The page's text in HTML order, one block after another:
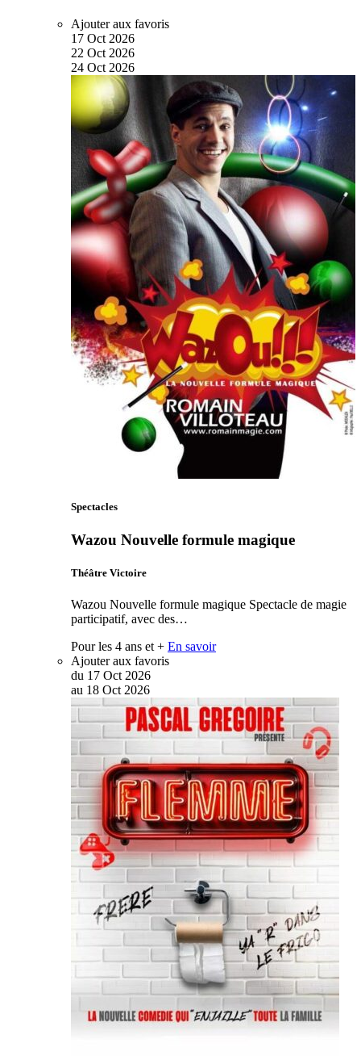
Ajouter aux favoris
17 Oct 2026
22 Oct 2026
24 Oct 2026
Spectacles
Wazou Nouvelle formule magique
Théâtre Victoire
Wazou Nouvelle formule magique Spectacle de magie
participatif, avec des…
Pour les 4 ans et + En savoir
Ajouter aux favoris
du 17 Oct 2026
au 18 Oct 2026